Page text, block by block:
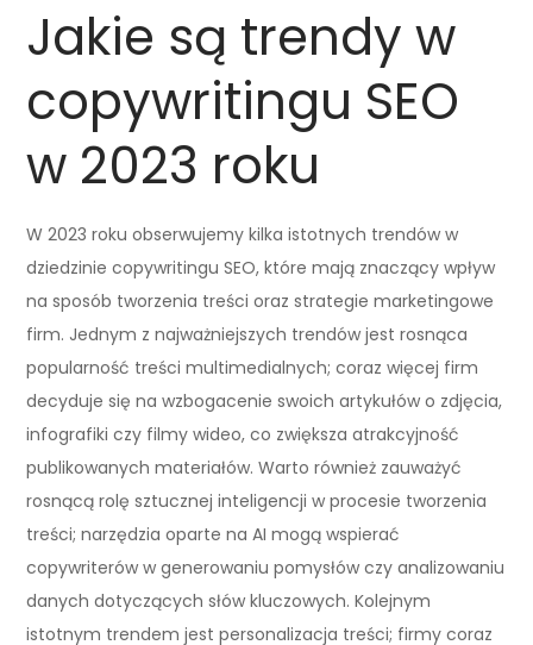
Jakie są trendy w
copywritingu SEO
w 2023 roku
W 2023 roku obserwujemy kilka istotnych trendów w
dziedzinie copywritingu SEO, które mają znaczący wpływ
na sposób tworzenia treści oraz strategie marketingowe
firm. Jednym z najważniejszych trendów jest rosnąca
popularność treści multimedialnych; coraz więcej firm
decyduje się na wzbogacenie swoich artykułów o zdjęcia,
infografiki czy filmy wideo, co zwiększa atrakcyjność
publikowanych materiałów. Warto również zauważyć
rosnącą rolę sztucznej inteligencji w procesie tworzenia
treści; narzędzia oparte na AI mogą wspierać
copywriterów w generowaniu pomysłów czy analizowaniu
danych dotyczących słów kluczowych. Kolejnym
istotnym trendem jest personalizacja treści; firmy coraz